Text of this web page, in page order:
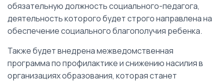
обязательную должность социального-педагога,
деятельность которого будет строго направлена на
обеспечение социального благополучия ребенка.
Также будет внедрена межведомственная
программа по профилактике и снижению насилия в
организациях образования, которая станет